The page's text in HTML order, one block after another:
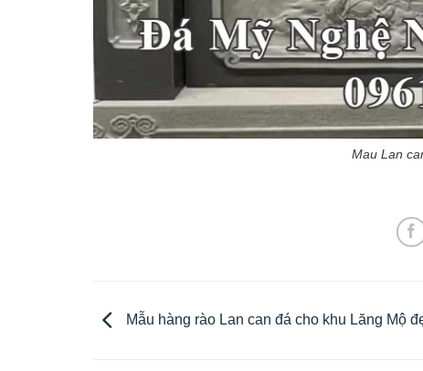
Mau Lan
Mẫu hàng rào Lan can đá cho khu Lăng Mộ